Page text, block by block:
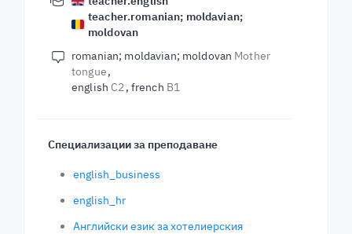
teacher.romanian; moldavian;
moldovan
romanian; moldavian; moldovan Mother
tongue
english C2 french B1
Специализации за преподаване
english_business
english_hr
Английски език за хотелиерския